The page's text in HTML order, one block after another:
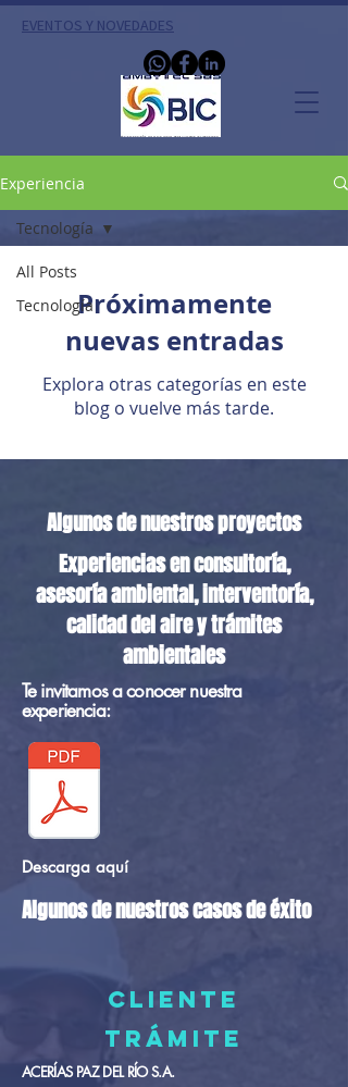
EVENTOS Y NOVEDADES
Experiencia
All Posts
Tecnología
Tecnología
Próximamente
nuevas entradas
Explora otras categorías en este
blog o vuelve más tarde.
Algunos de nuestros proyectos
Experiencias en consultoría,
asesoría ambiental, interventoría,
calidad del aire y trámites
ambientales
Te invitamos a conocer nuestra
experiencia:
Descarga aquí
Algunos de nuestros casos deéxito
Cliente
trámite
ACERÍAS PAZ DEL RÍO S.A.